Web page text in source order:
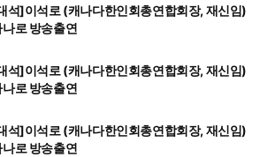
석]이석로 (캐나다한인회총연합회장, 재신임)
로 방송출연
석]이석로 (캐나다한인회총연합회장, 재신임)
로 방송출연
석]이석로 (캐나다한인회총연합회장, 재신임)
로 방송출연